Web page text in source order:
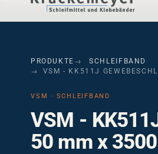
PRODUKTE
SCHLEIFBAND
VSM - KK511J
VSM · SCHLEIFBAND
VSM -
50 mm x